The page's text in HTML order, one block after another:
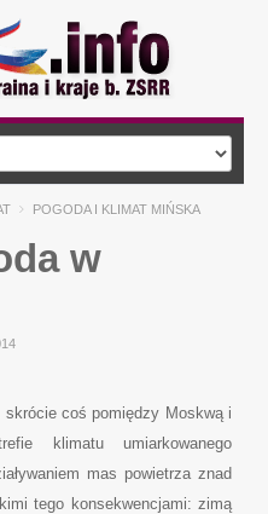
POGODA I KLIMAT MIŃSKA
w
coś pomiędzy Moskwą i
klimatu umiarkowanego
mas powietrza znad
tego konsekwencjami: zimą